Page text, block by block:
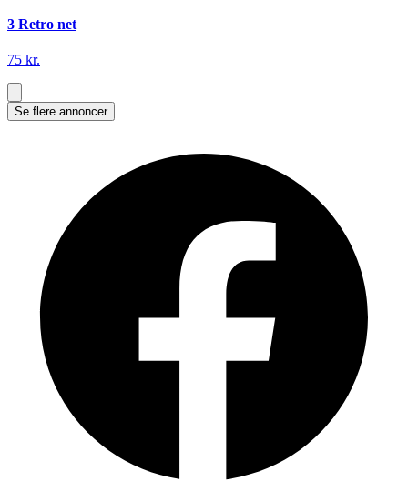
3 Retro net
75 kr.
Se flere annoncer